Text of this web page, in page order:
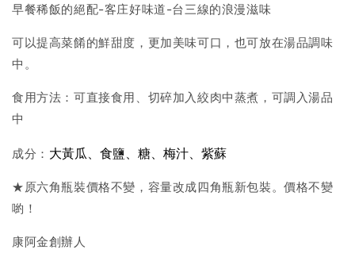
早餐稀飯的絕配-客庄好味道-台三線的浪漫滋味
可以提高菜餚的鮮甜度，更加美味可口，也可放在湯品調味
中。
食用方法：可直接食用、切碎加入絞肉中蒸煮，可調入湯品
中
成分： 大黃瓜、食鹽、糖、梅汁、紫蘇
★原六角瓶裝價格不變，容量改成四角瓶新包裝。價格不變
喲！
康阿金創辦人